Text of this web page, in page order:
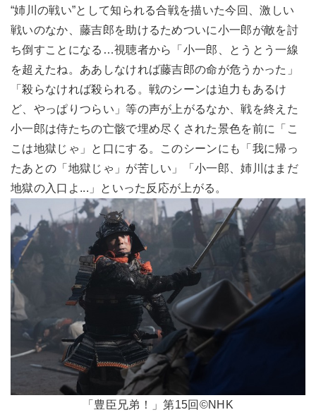
“姉川の戦い”として知られる合戦を描いた今回、激しい
戦いのなか、藤吉郎を助けるためついに小一郎が敵を討
ち倒すことになる…視聴者から「小一郎、とうとう一線
を超えたね。ああしなければ藤吉郎の命が危うかった」
「殺らなければ殺られる。戦のシーンは迫力もあるけ
ど、やっぱりつらい」等の声が上がるなか、戦を終えた
小一郎は侍たちの亡骸で埋め尽くされた景色を前に「こ
こは地獄じゃ」と口にする。このシーンにも「我に帰っ
たあとの「地獄じゃ」が苦しい」「小一郎、姉川はまだ
地獄の入口よ...」といった反応が上がる。
「豊臣兄弟！」第15回©NHK